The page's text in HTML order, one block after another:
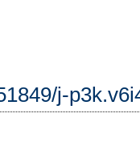
j-